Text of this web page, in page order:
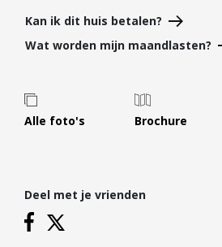
Nieuwbouw
Projectontwikkelaars
Hypotheken
Hypotheekadvies
Starterslening
Financiële check
Kan ik dit huis betalen?
Wat worden mijn maandlasten?
Alle foto's Brochure
Deel met je vrienden